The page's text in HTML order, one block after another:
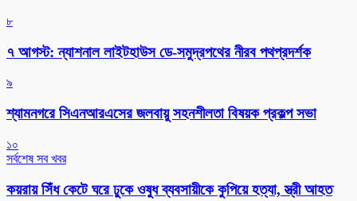
৮
৭ আগস্ট: ন্যাশনাল লাইটহাউস ডে-সমুদ্রপথের নীরব পথপ্রদর্শক
৯
শ্যামনগরে সিএনআরএসের জলবায়ু সহনশীলতা বিষয়ক প্রকল্প সভা
১০
সর্বশেষ সব খবর
কয়রায় সিঁধ কেটে ঘরে ঢুকে ওষুধ ব্যবসায়ীকে কুপিয়ে হত্যা, স্ত্রী আহত